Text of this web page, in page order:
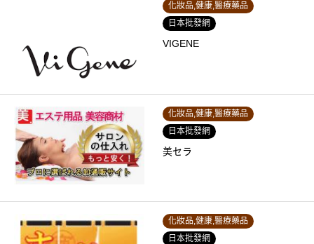
化妝品,健康,醫療藥品
日本批發網
VIGENE
化妝品,健康,醫療藥品
日本批發網
美セラ
化妝品,健康,醫療藥品
日本批發網